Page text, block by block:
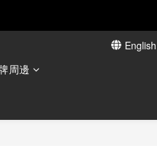
白💕
English
周邊